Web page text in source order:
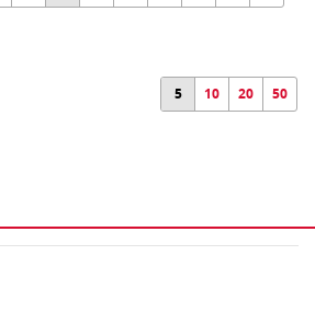
5 10 20 50